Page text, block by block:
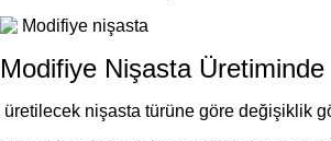
Modifiye Nişasta
üretilecek nişasta türüne göre değişiklik